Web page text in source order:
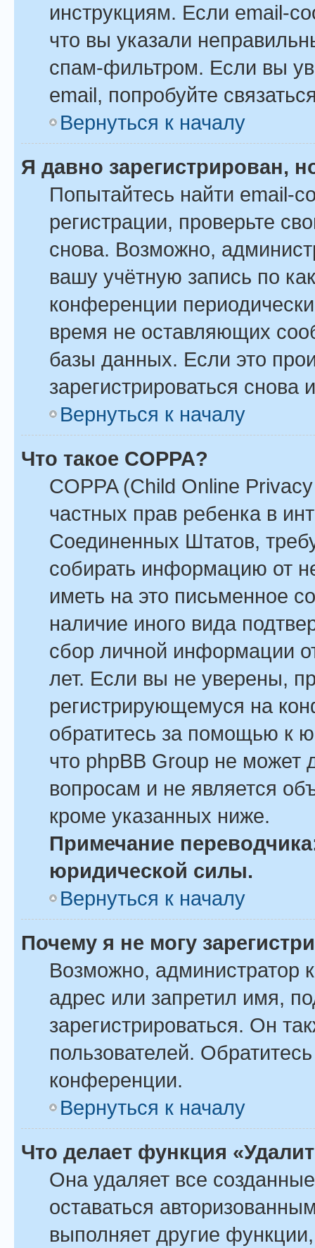
инструкциям. Если email-
что вы указали
спам-фильтром. Если вы
email, попробуйте
Вернуться к началу
Я давно зарегистрирован,
Попытайтесь найти email-
регистрации, проверьте
снова. Возможно,
вашу учётную запись по
конференции
время не оставляющих
базы данных. Если это
зарегистрироваться снова
Вернуться к началу
Что такое COPPA?
COPPA (Child Online
частных прав ребенка в
Соединенных Штатов,
собирать информацию от
иметь на это письменное
наличие иного вида
сбор личной информации
лет. Если вы не уверены,
регистрирующемуся на
обратитесь за помощью к
что phpBB Group не может
вопросам и не является
кроме указанных ниже.
Примечание
юридической силы.
Вернуться к началу
Почему я не могу
Возможно, администратор
адрес или запретил имя,
зарегистрироваться. Он
пользователей.
конференции.
Вернуться к началу
Что делает функция
Она удаляет все
оставаться
выполняет другие